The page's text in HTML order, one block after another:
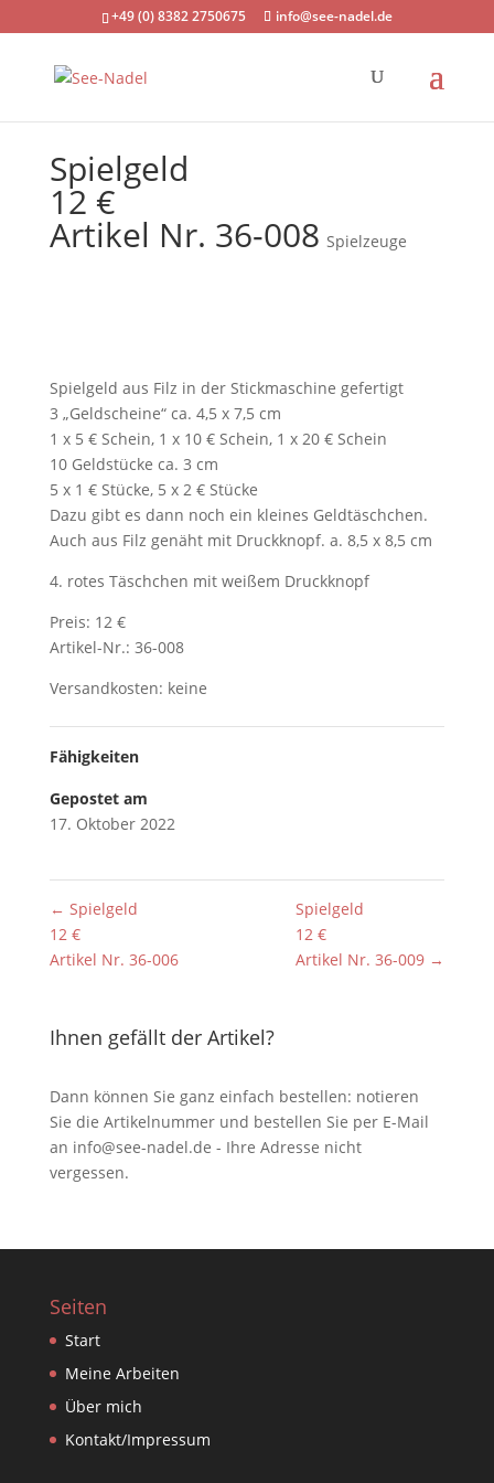
+49 (0) 8382 2750675 info@see-nadel.de
Spielgeld
12 €
Artikel Nr. 36-008 Spielzeuge
Spielgeld aus Filz in der Stickmaschine gefertigt
3 „Geldscheine“ ca. 4,5 x 7,5 cm
1 x 5 € Schein, 1 x 10 € Schein, 1 x 20 € Schein
10 Geldstücke ca. 3 cm
5 x 1 € Stücke, 5 x 2 € Stücke
Dazu gibt es dann noch ein kleines Geldtäschchen.
Auch aus Filz genäht mit Druckknopf. a. 8,5 x 8,5 cm
4. rotes Täschchen mit weißem Druckknopf
Preis: 12 €
Artikel-Nr.: 36-008
Versandkosten: keine
Fähigkeiten
Gepostet am
17. Oktober 2022
← Spielgeld
12 €
Artikel Nr. 36-006
Spielgeld
12 €
Artikel Nr. 36-009 →
Ihnen gefällt der Artikel?
Dann können Sie ganz einfach bestellen: notieren
Sie die Artikelnummer und bestellen Sie per E-Mail
an info@see-nadel.de - Ihre Adresse nicht
vergessen.
Seiten
Start
Meine Arbeiten
Über mich
Kontakt/Impressum